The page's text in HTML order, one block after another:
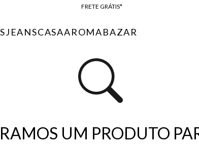
FRETE GRÁTIS*
10% OFF NA PRIMEIRA COMPRA*
JEANSCASAAROMABAZAR
UM PRODUTO